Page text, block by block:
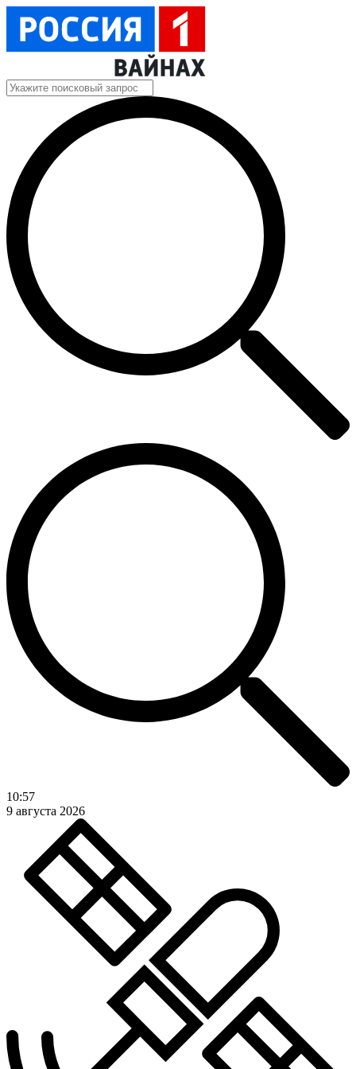
10:57
9 августа 2026